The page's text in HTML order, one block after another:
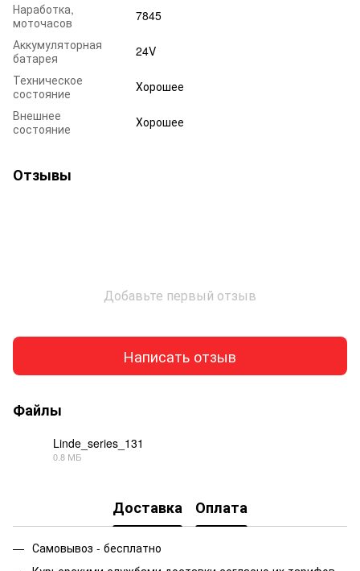
Наработка,
моточасов
7845
Аккумуляторная
батарея
24V
Техническое
состояние
Хорошее
Внешнее
состояние
Хорошее
Отзывы
Добавьте первый отзыв
Написать отзыв
Файлы
Linde_series_131
0.8 МБ
Доставка Оплата
Самовывоз - бесплатно